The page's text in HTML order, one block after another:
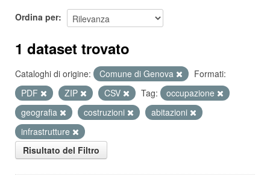
Ordina per
1 dataset trovato
Cataloghi di origine: Comune di Genova
Formati:
PDF
ZIP CSV Tag:
occupazione
geografia
costruzioni
abitazioni
infrastrutture
Risultato del Filtro